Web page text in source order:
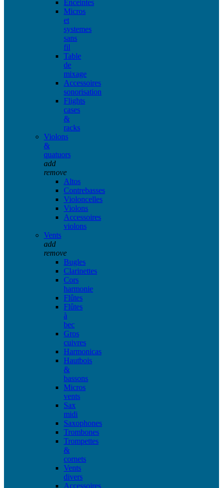
Enceintes
Micros
et
systemes
sans
fil
Table
de
mixage
Accessoires
sonorisation
Flights
cases
&
racks
Violons
&
quatuors
add
remove
Altos
Contrebasses
Violoncelles
Violons
Accessoires
violons
Vents
add
remove
Bugles
Clarinettes
Cors
harmonie
Flûtes
Flûtes
à
bec
Gros
cuivres
Harmonicas
Hautbois
&
bassons
Micros
vents
Sax
midi
Saxophones
Trombones
Trompettes
&
cornets
Vents
divers
Accessoires